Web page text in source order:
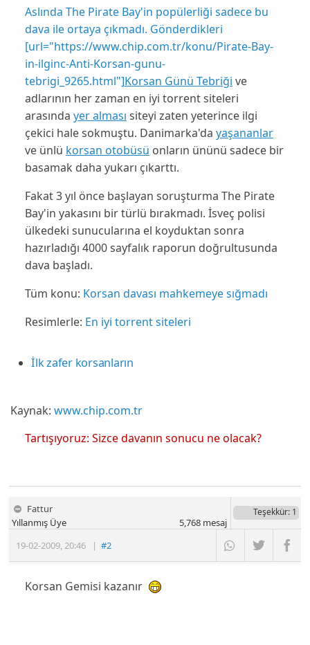
Aslında The Pirate Bay'in popülerliği sadece bu
dava ile ortaya çıkmadı. Gönderdikleri
[url="https://www.chip.com.tr/konu/Pirate-Bay-
in-ilginc-Anti-Korsan-gunu-
tebrigi_9265.html"]Korsan Günü Tebriği ve
adlarının her zaman en iyi torrent siteleri
arasında yer alması siteyi zaten yeterince ilgi
çekici hale sokmuştu. Danimarka'da yaşananlar
ve ünlü korsan otobüsü onların ününü sadece bir
basamak daha yukarı çıkarttı.
Fakat 3 yıl önce başlayan soruşturma The Pirate
Bay'in yakasını bir türlü bırakmadı. İsveç polisi
ülkedeki sunucularına el koyduktan sonra
hazırladığı 4000 sayfalık raporun doğrultusunda
dava başladı.
Tüm konu: Korsan davası mahkemeye sığmadı
Resimlerle: En iyi torrent siteleri
İlk zafer korsanların
Kaynak: www.chip.com.tr
Tartışıyoruz: Sizce davanın sonucu ne olacak?
Fattur
19-02-2009,20:46 |#2
Yıllanmış Üye
Teşekkür: 1
5,768mesaj
Korsan Gemisi kazanır